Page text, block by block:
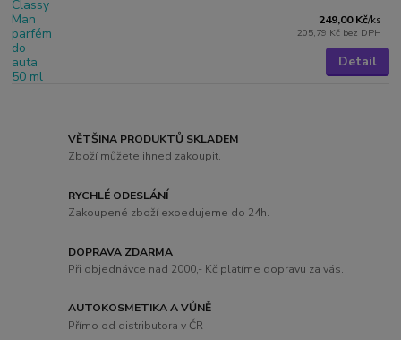
249,00 Kč/ks
205,79 Kč bez DPH
Detail
VĚTŠINA PRODUKTŮ SKLADEM
Zboží můžete ihned zakoupit.
RYCHLÉ ODESLÁNÍ
Zakoupené zboží expedujeme do 24h.
DOPRAVA ZDARMA
Při objednávce nad 2000,- Kč platíme dopravu za vás.
AUTOKOSMETIKA A VŮNĚ
Přímo od distributora v ČR